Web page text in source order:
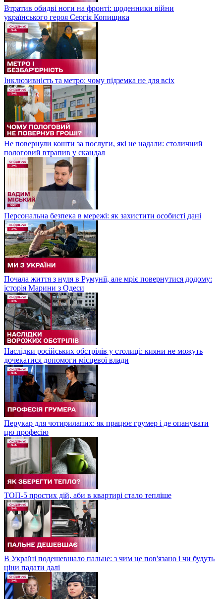
Втратив обидві ноги на фронті: щоденники війни
українського героя Сергія Копищика
Інклюзивність та метро: чому підземка не для всіх
Не повернули кошти за послуги, які не надали: столичний
пологовий втрапив у скандал
Персональна безпека в мережі: як захистити особисті дані
Почала життя з нуля в Румунії, але мріє повернутися додому:
історія Марини з Одеси
Наслідки російських обстрілів у столиці: кияни не можуть
дочекатися допомоги місцевої влади
Перукар для чотирилапих: як працює грумер і де опанувати
цю професію
ТОП-5 простих дій, аби в квартирі стало тепліше
В Україні подешевшало пальне: з чим це пов'язано і чи будуть
ціни падати далі